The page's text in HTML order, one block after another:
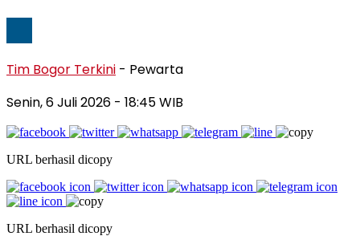
Tim Bogor Terkini - Pewarta
Senin, 6 Juli 2026 - 18:45 WIB
URL berhasil dicopy
URL berhasil dicopy